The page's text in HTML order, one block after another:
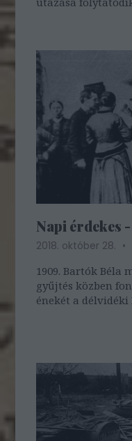
Napi érdekes
2018. október 28.
1909. Bartók Béla
gyűjtés közben
énekét a délvidéki